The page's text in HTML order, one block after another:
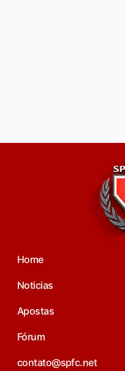
Home
Noticias
Apostas
Fórum
contato@spfc.net